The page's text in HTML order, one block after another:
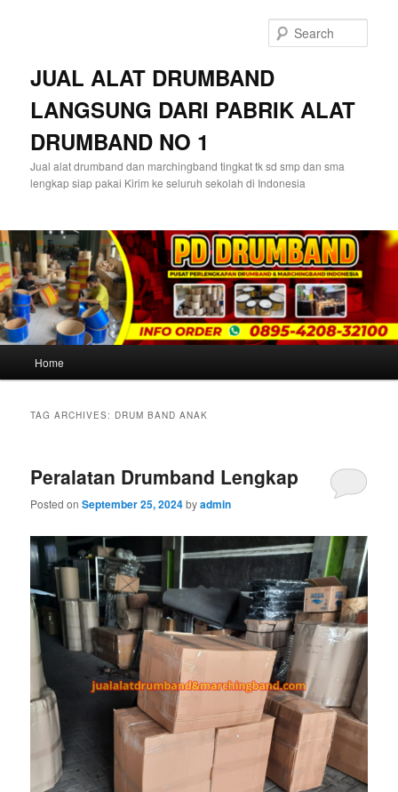
JUAL ALAT DRUMBAND
LANGSUNG DARI PABRIK ALAT
DRUMBAND NO 1
Jual alat drumband dan marchingband tingkat tk sd smp dan sma
lengkap siap pakai Kirim ke seluruh sekolah di Indonesia
Home
TAG ARCHIVES: DRUM BAND ANAK
Peralatan Drumband Lengkap
Posted onSeptember 25, 2024byadmin